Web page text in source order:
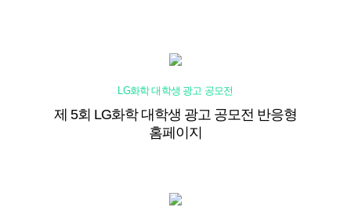
LG화학 대학생 광고 공모전
제 5회 LG화학 대학생 광고 공모전 반응형
홈페이지